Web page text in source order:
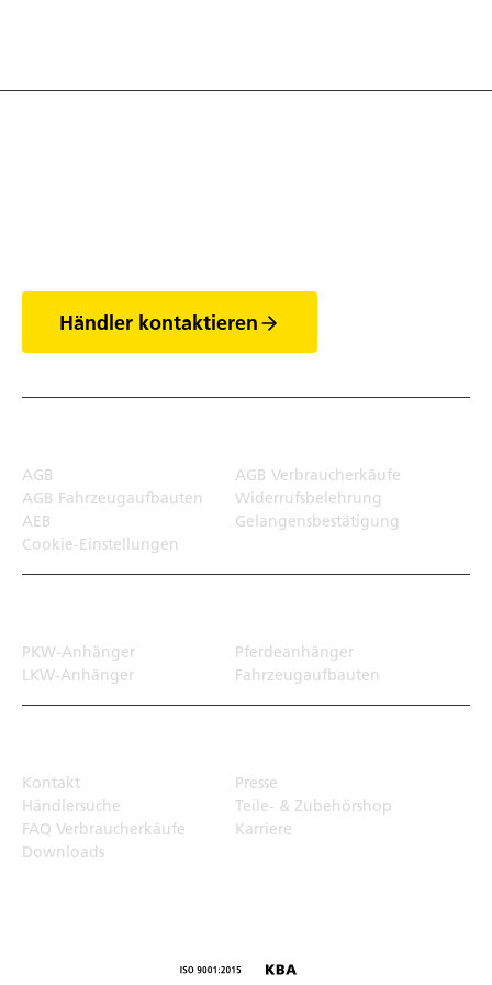
Händler kontaktieren
AGB
AGB Verbraucherkäufe
AGB Fahrzeugaufbauten
Widerrufsbelehrung
AEB
Gelangensbestätigung
Cookie-Einstellungen
PKW-Anhänger
Pferdeanhänger
LKW-Anhänger
Fahrzeugaufbauten
Kontakt
Presse
Händlersuche
Teile- & Zubehörshop
FAQ Verbraucherkäufe
Karriere
Downloads